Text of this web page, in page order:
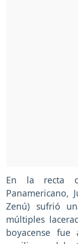
En la recta
Panamericano,
Zenú) sufrió
múltiples
boyacense